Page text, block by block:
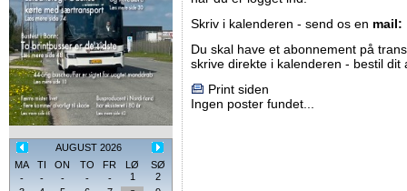
AUGUST 2026
MA
TI ON TO FR LØ
SØ
-
- - - - 1
2
Skriv i kalenderen - send os en mail:
Du skal have et abonnement på
skrive direkte i kalenderen - bestil dit
Print siden
Ingen poster fundet...